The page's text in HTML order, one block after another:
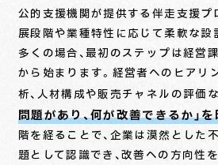
公的支援機関が提供する伴走支援プ
展段階や業種特性に応じて柔軟な設
多くの場合、最初のステップは経営
から始まります。経営者へのヒアリ
析、人材構成や販売チャネルの評価
問題があり、何が改善できるか」
階を経ることで、企業は漠然とした
題として認識でき、改善への方向性